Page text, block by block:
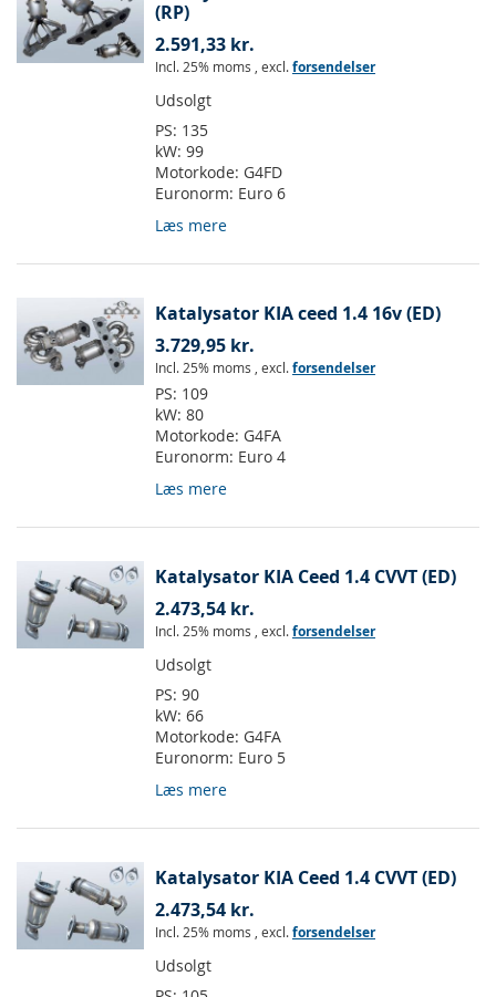
(RP)
2.591,33 kr.
Incl. 25% moms , excl.forsendelser
Udsolgt
PS: 135
kW: 99
Motorkode: G4FD
Euronorm: Euro 6
Læs mere
Katalysator KIA ceed 1.4 16v (ED)
3.729,95 kr.
Incl. 25% moms , excl.forsendelser
PS: 109
kW: 80
Motorkode: G4FA
Euronorm: Euro 4
Læs mere
Katalysator KIA Ceed 1.4 CVVT (ED)
2.473,54 kr.
Incl. 25% moms , excl.forsendelser
Udsolgt
PS: 90
kW: 66
Motorkode: G4FA
Euronorm: Euro 5
Læs mere
Katalysator KIA Ceed 1.4 CVVT (ED)
2.473,54 kr.
Incl. 25% moms , excl.forsendelser
Udsolgt